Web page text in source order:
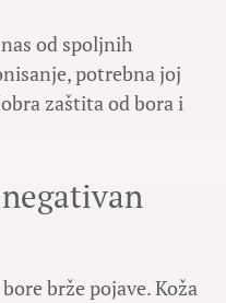
od spoljnih
potrebna joj
zaštita od bora i
brže pojave. Koža